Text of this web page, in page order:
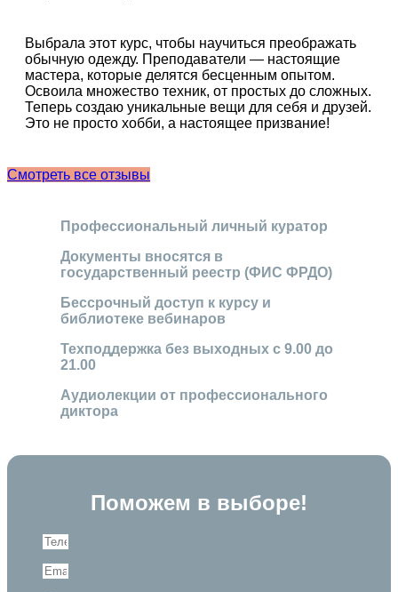
Выбрала этот курс, чтобы научиться преображать
обычную одежду. Преподаватели — настоящие
мастера, которые делятся бесценным опытом.
Освоила множество техник, от простых до сложных.
Теперь создаю уникальные вещи для себя и друзей.
Это не просто хобби, а настоящее призвание!
Смотреть все отзывы
Профессиональный личный куратор
Документы вносятся в
государственный реестр (ФИС ФРДО)
Бессрочный доступ к курсу и
библиотеке вебинаров
Техподдержка без выходных с 9.00 до
21.00
Аудиолекции от профессионального
диктора
Поможем в выборе!